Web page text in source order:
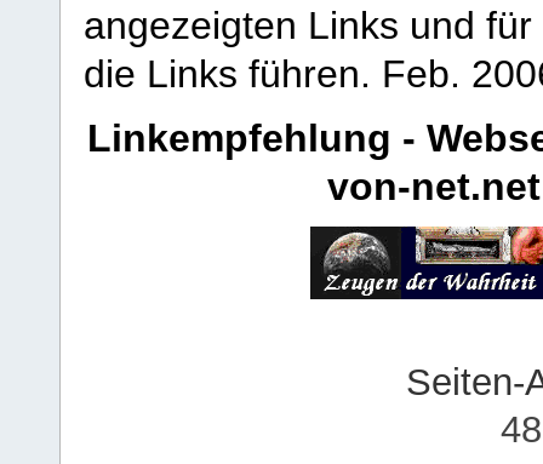
angezeigten Links und
die Links führen. Feb.
Linkempfehlung -
von-net.net
Seiten-